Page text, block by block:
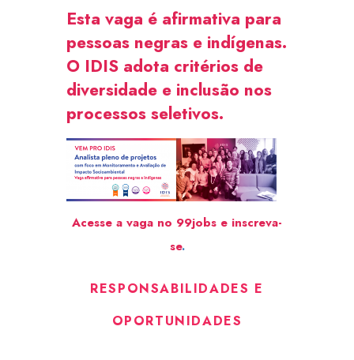
Esta vaga é afirmativa para
pessoas negras e indígenas.
O IDIS adota critérios de
diversidade e inclusão nos
processos seletivos.
Acesse a vaga no 99jobs e inscreva-
se.
RESPONSABILIDADES E
OPORTUNIDADES